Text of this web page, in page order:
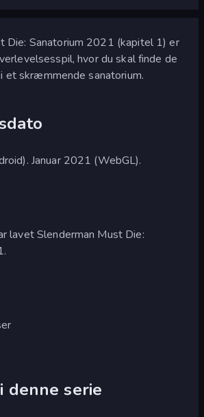
Die: Sanatorium 2021 (kapitel 1) er
hvor du skal finde de
et skræmmende sanatorium.
Januar 2021 (WebGL).
lavet Slenderman Must Die:
denne serie